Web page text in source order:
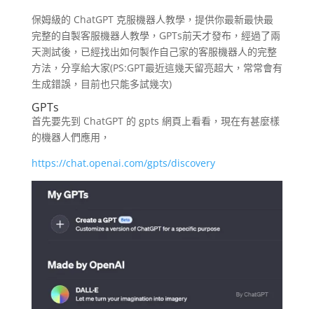
保姆級的 ChatGPT 克服機器人教學，提供你最新最快最
完整的自製客服機器人教學，GPTs前天才發布，經過了兩
天測試後，已經找出如何製作自己家的客服機器人的完整
方法，分享給大家(PS:GPT最近這幾天留亮超大，常常會有
生成錯誤，目前也只能多試幾次)
GPTs
首先要先到 ChatGPT 的 gpts 網頁上看看，現在有甚麼樣
的機器人們應用，
https://chat.openai.com/gpts/discovery